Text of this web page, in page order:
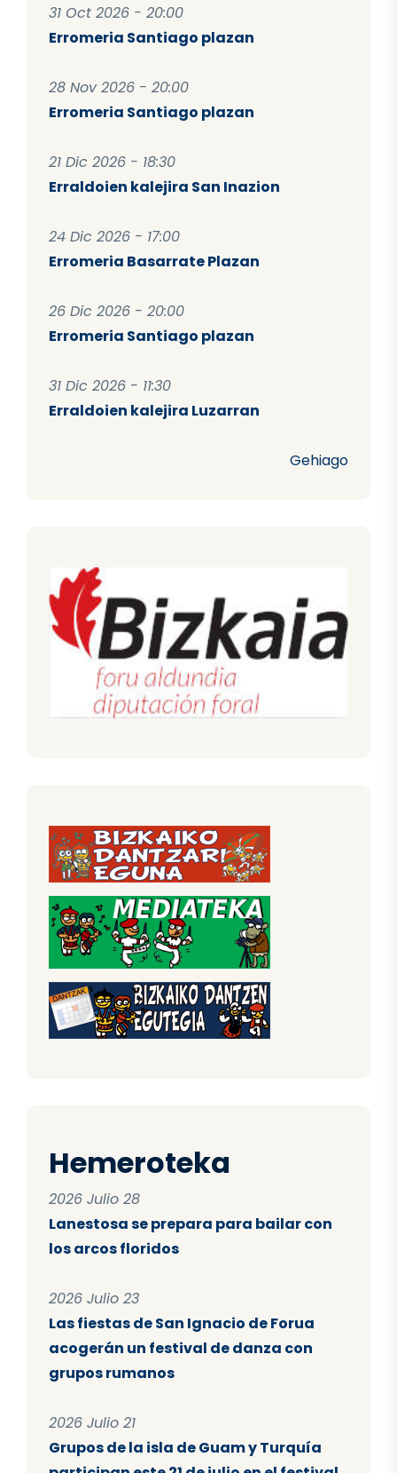
31 Oct 2026 - 20:00
Erromeria Santiago plazan
28 Nov 2026 - 20:00
Erromeria Santiago plazan
21 Dic 2026 - 18:30
Erraldoien kalejira San Inazion
24 Dic 2026 - 17:00
Erromeria Basarrate Plazan
26 Dic 2026 - 20:00
Erromeria Santiago plazan
31 Dic 2026 - 11:30
Erraldoien kalejira Luzarran
Gehiago
Hemeroteka
2026 Julio 28
Lanestosa se prepara para bailar con
los arcos floridos
2026 Julio 23
Las fiestas de San Ignacio de Forua
acogerán un festival de danza con
grupos rumanos
2026 Julio 21
Grupos de la isla de Guam y Turquía